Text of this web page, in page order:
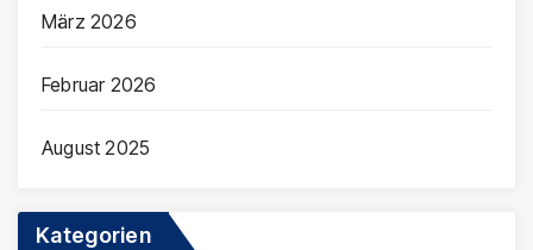
März 2026
Februar 2026
August 2025
Kategorien